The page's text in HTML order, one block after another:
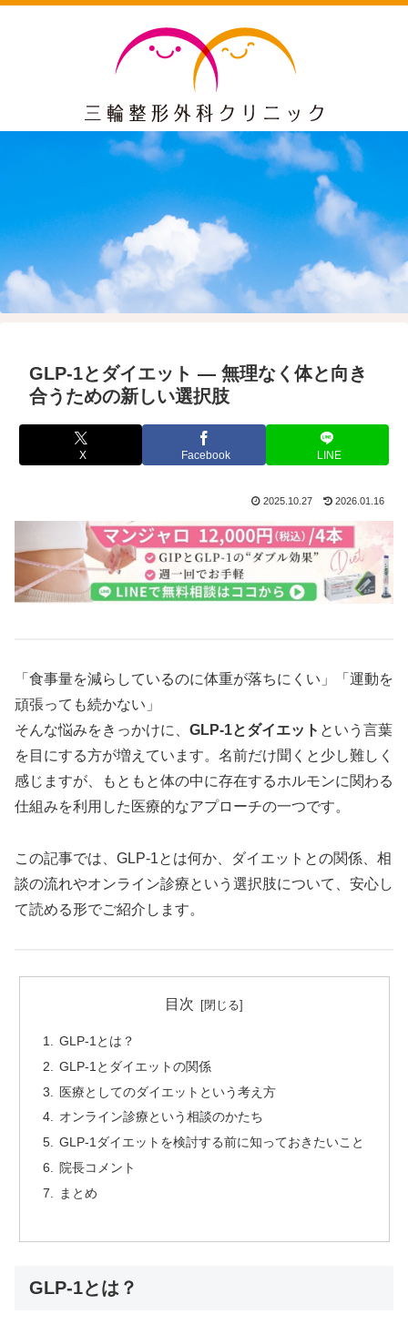
GLP-1とダイエット ― 無理なく体と向き
合うための新しい選択肢
X Facebook LINE
2025.10.27 2026.01.16
「食事量を減らしているのに体重が落ちにくい」「運動を
頑張っても続かない」
そんな悩みをきっかけに、 GLP-1とダイエット という言葉
を目にする方が増えています。名前だけ聞くと少し難しく
感じますが、もともと体の中に存在するホルモンに関わる
仕組みを利用した医療的なアプローチの一つです。
この記事では、GLP-1とは何か、ダイエットとの関係、相
談の流れやオンライン診療という選択肢について、安心し
て読める形でご紹介します。
目次
GLP-1とは？
GLP-1とダイエットの関係
医療としてのダイエットという考え方
オンライン診療という相談のかたち
GLP-1ダイエットを検討する前に知っておきたいこと
院長コメント
まとめ
GLP-1とは？